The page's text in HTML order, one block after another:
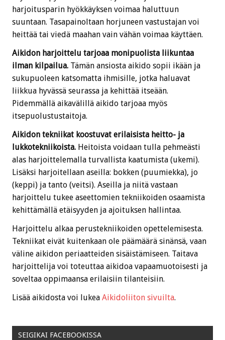
harjoitusparin hyökkäyksen voimaa haluttuun
suuntaan. Tasapainoltaan horjuneen vastustajan voi
heittää tai viedä maahan vain vähän voimaa käyttäen.
Aikidon harjoittelu tarjoaa monipuolista liikuntaa
ilman kilpailua. Tämän ansiosta aikido sopii ikään ja
sukupuoleen katsomatta ihmisille, jotka haluavat
liikkua hyvässä seurassa ja kehittää itseään.
Pidemmällä aikavälillä aikido tarjoaa myös
itsepuolustustaitoja.
Aikidon tekniikat koostuvat erilaisista heitto- ja
lukkotekniikoista. Heitoista voidaan tulla pehmeästi
alas harjoittelemalla turvallista kaatumista (ukemi).
Lisäksi harjoitellaan aseilla: bokken (puumiekka), jo
(keppi) ja tanto (veitsi). Aseilla ja niitä vastaan
harjoittelu tukee aseettomien tekniikoiden osaamista
kehittämällä etäisyyden ja ajoituksen hallintaa.
Harjoittelu alkaa perustekniikoiden opettelemisesta.
Tekniikat eivät kuitenkaan ole päämäärä sinänsä, vaan
väline aikidon periaatteiden sisäistämiseen. Taitava
harjoittelija voi toteuttaa aikidoa vapaamuotoisesti ja
soveltaa oppimaansa erilaisiin tilanteisiin.
Lisää aikidosta voi lukea Aikidoliiton sivuilta.
SEIGIKAI FACEBOOKISSA